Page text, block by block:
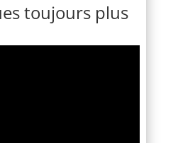
toujours plus